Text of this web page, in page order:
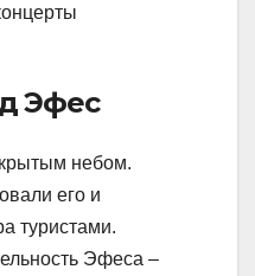
Эфес
небом.
его и
туристами.
Эфеса –